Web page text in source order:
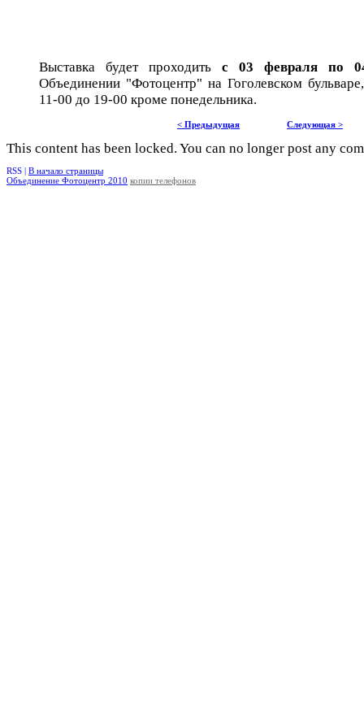
Выставка будет проходить с 03 февраля по
Объединении "Фотоцентр" на Гоголевском
11-00 до 19-00 кроме понедельника.
< Предыдущая Следующая >
This content has been locked. You can no longer post any
RSS | В начало страницы
Объединение Фотоцентр 2010 копии телефонов